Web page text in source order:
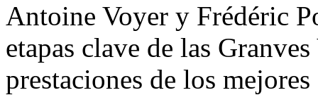
Antoine Voyer y Frédéric
etapas clave de las
prestaciones de los